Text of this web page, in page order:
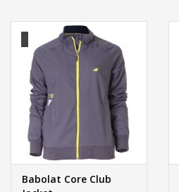
Babolat Core Club